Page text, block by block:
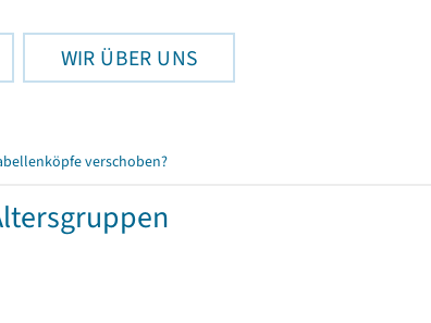
WIR ÜBER UNS
verschoben?